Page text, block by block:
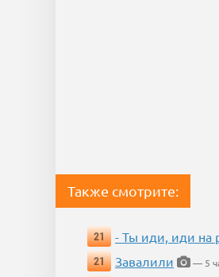
Также смотрите:
21 - Ты иди, иди на
21
Завалили
— 5